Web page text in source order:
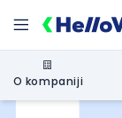
O kompaniji